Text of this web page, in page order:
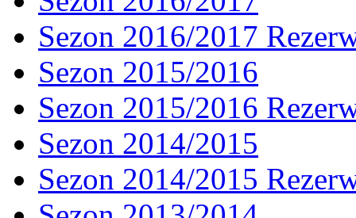
Sezon 2016/2017
Sezon 2015/2016
Sezon 2015/2016
Sezon 2014/2015
Sezon 2014/2015